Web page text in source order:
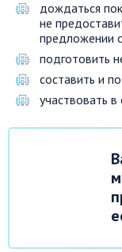
дождаться
не
предложении
подготовить
составить и
участвовать